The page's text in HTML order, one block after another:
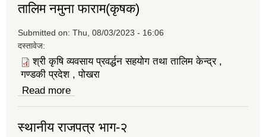
तालिम नमुना फाराम(कृषक)
Submitted on: Thu, 08/03/2023 - 16:06
दस्तावेज:
श्री कृषि व्यवसाय प्रवर्द्धन सहयोग तथा तालिम केन्द्र ,
गण्डकी प्रदेश , पोखरा
Read more
स्थानीय राजपत्र भाग-२